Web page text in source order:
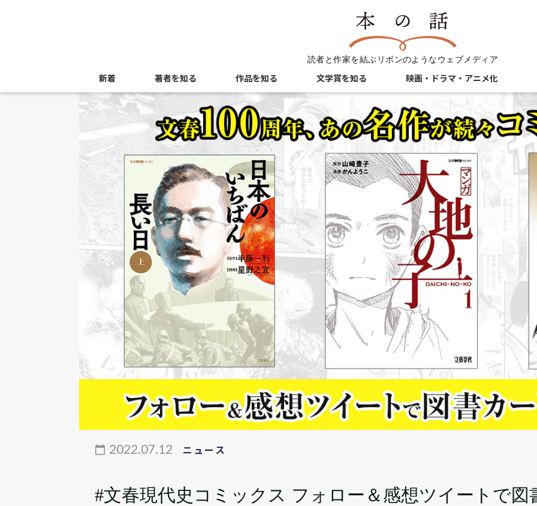
読者と作家を結ぶリボンのようなウェブメディア
新着 著者を知る 作品を知る 文学賞を知る 映画・ドラマ・アニメ化
2022.07.12 ニュース
#文春現代史コミックス フォロー＆感想ツイートで